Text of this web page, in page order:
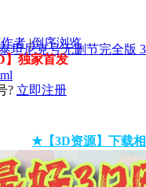
者 |倒序浏览
】独家首发
? 立即注册
★【3D资源】下载